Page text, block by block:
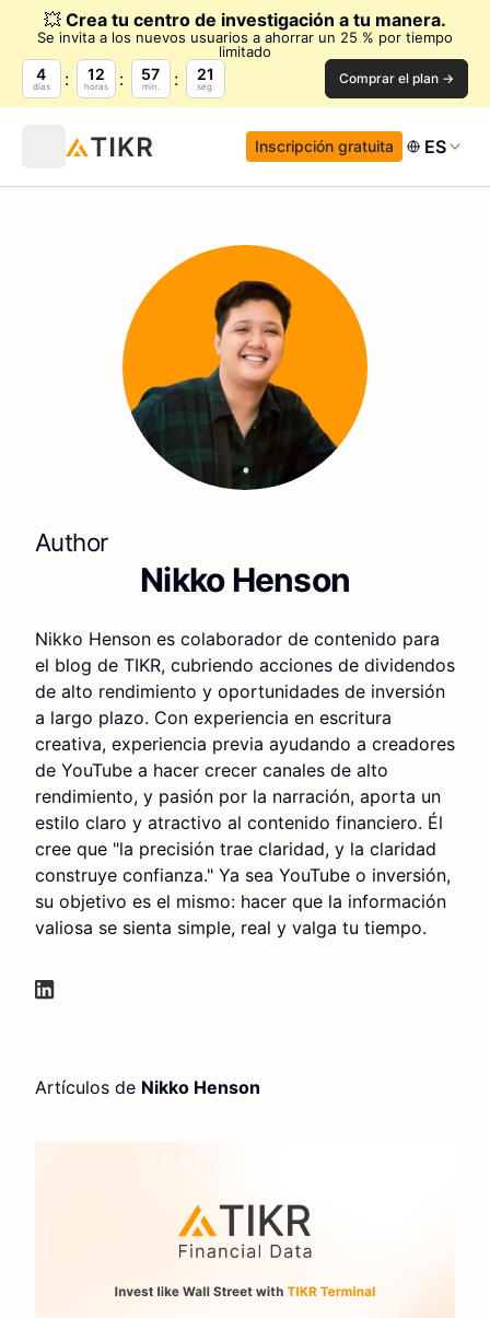
💥 Crea tu centro de investigación a tu manera.
Se invita a los nuevos usuarios a ahorrar un 25 % por tiempo
limitado
4
días
12
horas
57
min.
20
seg. Comprar el plan →
Inscripción gratuita ES
Author
Nikko Henson
Nikko Henson es colaborador de contenido para
el blog de TIKR, cubriendo acciones de dividendos
de alto rendimiento y oportunidades de inversión
a largo plazo. Con experiencia en escritura
creativa, experiencia previa ayudando a creadores
de YouTube a hacer crecer canales de alto
rendimiento, y pasión por la narración, aporta un
estilo claro y atractivo al contenido financiero. Él
cree que "la precisión trae claridad, y la claridad
construye confianza." Ya sea YouTube o inversión,
su objetivo es el mismo: hacer que la información
valiosa se sienta simple, real y valga tu tiempo.
Artículos de Nikko Henson